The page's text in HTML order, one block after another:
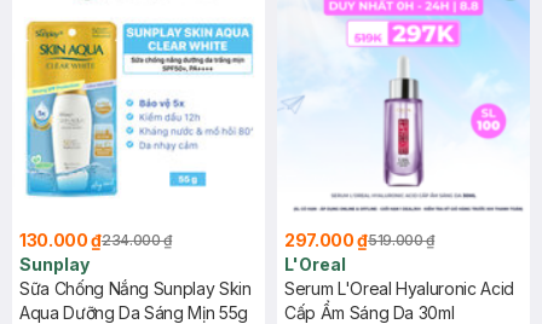
130.000 ₫234.000 ₫
Sunplay
Sữa Chống Nắng Sunplay Skin
Aqua Dưỡng Da Sáng Mịn 55g
297.000 ₫519.000 ₫
L'Oreal
Serum L'Oreal Hyaluronic Acid
Cấp Ẩm Sáng Da 30ml